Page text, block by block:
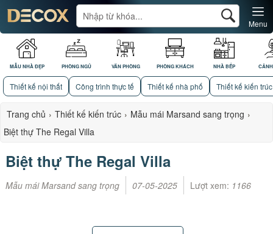
MẪU NHÀ ĐẸP PHÒNG NGỦ VĂN PHÒNG PHÒNG KHÁCH NHÀ BẾP
Menu
Thiết kế nội thất Công trình thực tế Thiết kế nhà phố Thiết kế kiến trúc
Trang chủ › Thiết kế kiến trúc › Mẫu mái Marsand sang trọng ›
Biệt thự The Regal Villa
Biệt thự The Regal Villa
Mẫu mái Marsand sang trọng 07-05-2025 Lượt xem: 1166